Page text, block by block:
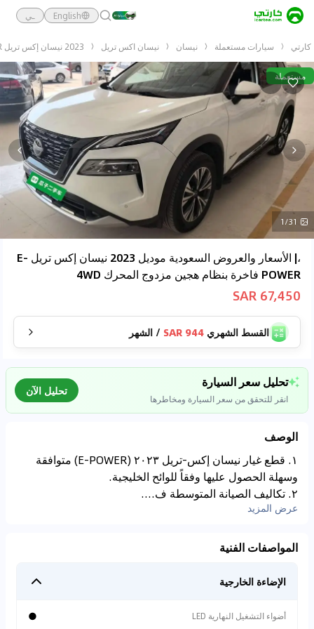
English ـي
كارتي سيارات مستعملة نيسان نيسان اكس تريل 2023 نيسان إكس تريل E-POWER فاخرة بنظام هجين مزدوج المحرك 4WD
مستعملة
1/31
،| الأسعار والعروض السعودية موديل 2023 نيسان إكس تريل E-
POWER فاخرة بنظام هجين مزدوج المحرك 4WD
67,450 SAR
القسط الشهري 944 SAR
/ الشهر
تحليل سعر السيارة
انقر للتحقق من سعر السيارة ومخاطرها
تحليل الآن
تحليل بيانات السوق
اتصال إلى قواعد البيانات للسيارات المستعملة
SAR 55,500
199,000
km
2023
لدى المركبة سجلات
⚠ مفقودة الضمان
الوصف
١. قطع غيار نيسان إكس-تريل ٢٠٢٣ (e-POWER) متوافقة
٢. تكاليف الصيانة المتوسطة ف....
عرض المزيد
المواصفات الفنية
الإضاءة الخارجية
أضواء التشغيل النهارية LED ●